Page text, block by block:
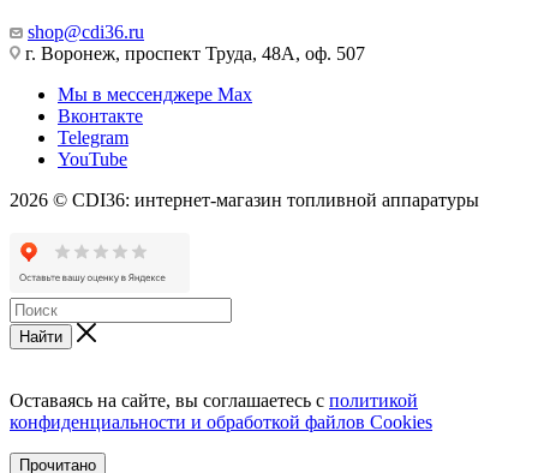
shop@cdi36.ru
г. Воронеж, проспект Труда, 48А, оф. 507
Мы в мессенджере Max
Вконтакте
Telegram
YouTube
2026 © CDI36: интернет-магазин топливной аппаратуры
Найти
Оставаясь на сайте, вы соглашаетесь с политикой
конфиденциальности и обработкой файлов Cookies
Прочитано